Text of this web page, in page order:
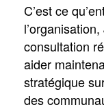
C’est ce
consultation
aider
stratégique
des